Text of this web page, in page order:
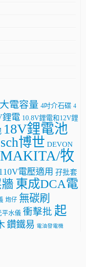
電容量 4吋介石碟 4
鋰電 10.8V鋰電和12V鋰
18V鋰電池
博世 DEVON
MAKITA/牧
電壓適用 孖批套
東成DCA電
炮仔 無碳刷
平水儀 衝擊批 起
鑽鐵易 電油發電機